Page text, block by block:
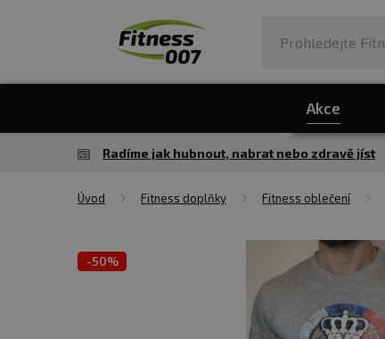
Akce
Radíme jak hubnout, nabrat nebo zdravě jíst
Úvod Fitness doplňky Fitness oblečení
-50%